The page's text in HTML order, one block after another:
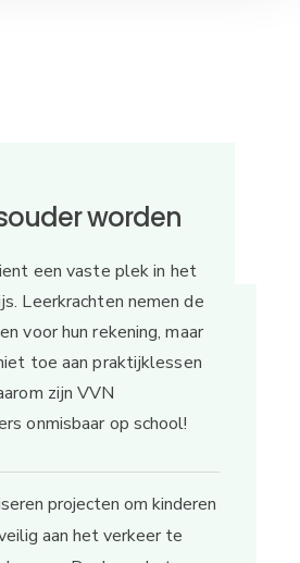
worden
een vaste plek in het
Leerkrachten nemen de
voor hun rekening, maar
toe aan praktijklessen
zijn VVN
onmisbaar op school!
projecten om kinderen
aan het verkeer te